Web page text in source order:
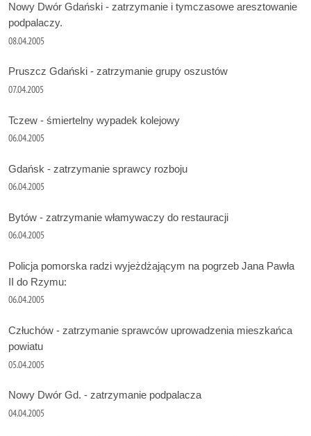
Nowy Dwór Gdański - zatrzymanie i tymczasowe aresztowanie
podpalaczy.
08.04.2005
Pruszcz Gdański - zatrzymanie grupy oszustów
07.04.2005
Tczew - śmiertelny wypadek kolejowy
06.04.2005
Gdańsk - zatrzymanie sprawcy rozboju
06.04.2005
Bytów - zatrzymanie włamywaczy do restauracji
06.04.2005
Policja pomorska radzi wyjeżdżającym na pogrzeb Jana Pawła
II do Rzymu:
06.04.2005
Człuchów - zatrzymanie sprawców uprowadzenia mieszkańca
powiatu
05.04.2005
Nowy Dwór Gd. - zatrzymanie podpalacza
04.04.2005